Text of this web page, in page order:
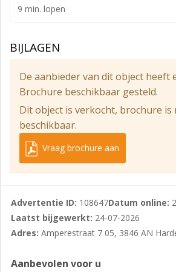
verdieping;
- Meterkast met 3 fasen (3x25)
- Elektrisch bedienbare
- Separate toegangsdeur naast de
- De constructieve betonnen
een cementdekvloer afgewerkt.
Kadastrale gegevens
Gemeente Harderwijk, sectie A,
9 min. lopen
BIJLAGEN
De aanbieder van dit object heeft
Brochure beschikbaar gesteld.
Dit object is verkocht, brochure is
beschikbaar.
Vraag brochure aan
Advertentie ID: 108647Datum online:
Laatst bijgewerkt: 24-07-2026
Adres: Amperestraat 7 05, 3846 AN
Aanbevolen voor u